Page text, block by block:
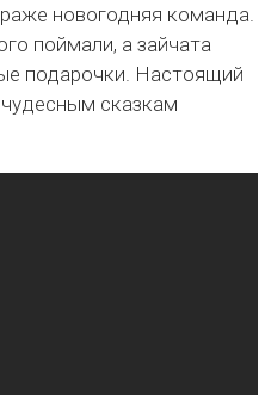
новогодняя команда.
поймали, а зайчата
подарочки. Настоящий
сказкам